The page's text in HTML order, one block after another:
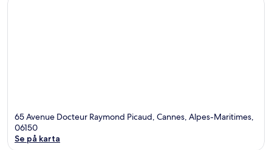
65 Avenue Docteur Raymond Picaud, Cannes, Alpes-Maritimes,
06150
Se på karta